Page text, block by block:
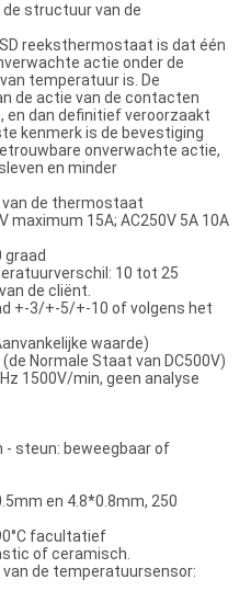
de structuur van de
reeksthermostaat is dat één
actie onder de
temperatuur is. De
de actie van de contacten
en dan definitief veroorzaakt
kenmerk is de bevestiging
onverwachte actie,
en minder
van de thermostaat
maximum 15A; AC250V 5A 10A
10 tot 25
de cliënt.
+-3/+-5/+-10 of volgens het
waarde)
Normale Staat van DC500V)
1500V/min, geen analyse
steun: beweegbaar of
en 4.8*0.8mm, 250
facultatief
of ceramisch.
de temperatuursensor: